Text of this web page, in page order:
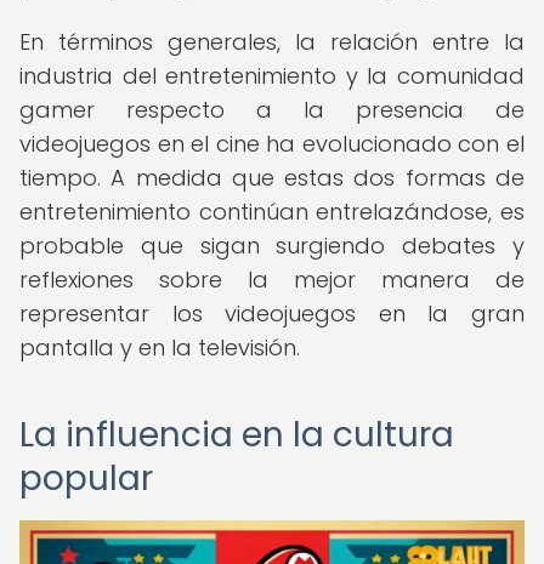
En términos generales, la relación entre la
industria del entretenimiento y la comunidad
gamer respecto a la presencia de
videojuegos en el cine ha evolucionado con el
tiempo. A medida que estas dos formas de
entretenimiento continúan entrelazándose, es
probable que sigan surgiendo debates y
reflexiones sobre la mejor manera de
representar los videojuegos en la gran
pantalla y en la televisión.
La influencia en la cultura
popular